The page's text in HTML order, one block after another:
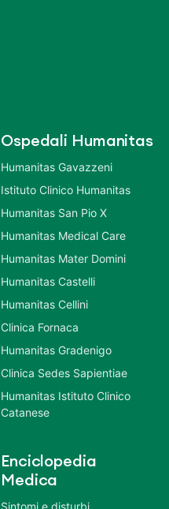
Ospedali Humanitas
Humanitas Gavazzeni
Istituto Clinico Humanitas
Humanitas San Pio X
Humanitas Medical Care
Humanitas Mater Domini
Humanitas Castelli
Humanitas Cellini
Clinica Fornaca
Humanitas Gradenigo
Clinica Sedes Sapientiae
Humanitas Istituto Clinico
Catanese
Enciclopedia
Medica
Sintomi e disturbi